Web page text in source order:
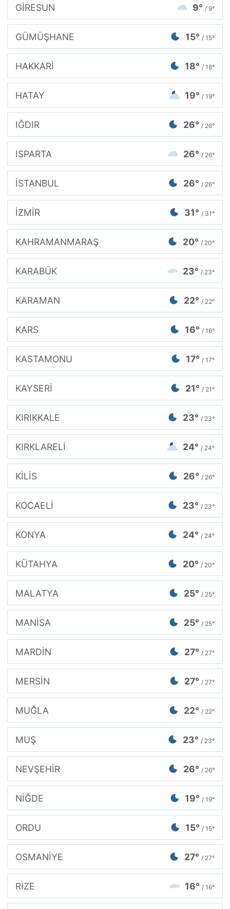
GİRESUN 9° / 9°
GÜMÜŞHANE 15° / 15°
HAKKARİ 18° / 18°
HATAY 19° / 19°
IĞDIR 26° / 26°
ISPARTA 26° / 26°
İSTANBUL 26° / 26°
İZMİR 31° / 31°
KAHRAMANMARAŞ 20° / 20°
KARABÜK 23° / 23°
KARAMAN 22° / 22°
KARS 16° / 16°
KASTAMONU 17° / 17°
KAYSERİ 21° / 21°
KIRIKKALE 23° / 23°
KIRKLARELİ 24° / 24°
KİLİS 26° / 26°
KOCAELİ 23° / 23°
KONYA 24° / 24°
KÜTAHYA 20° / 20°
MALATYA 25° / 25°
MANİSA 25° / 25°
MARDİN 27° / 27°
MERSİN 27° / 27°
MUĞLA 22° / 22°
MUŞ 23° / 23°
NEVŞEHİR 26° / 26°
NİĞDE 19° / 19°
ORDU 15° / 15°
OSMANİYE 27° / 27°
RİZE 16° / 16°